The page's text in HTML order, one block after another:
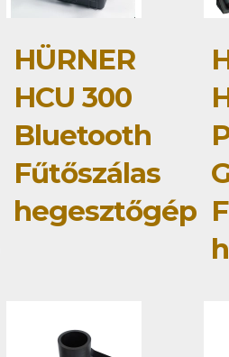
HÜRNER
HCU 300
Bluetooth
Fűtőszálas
hegesztőgép